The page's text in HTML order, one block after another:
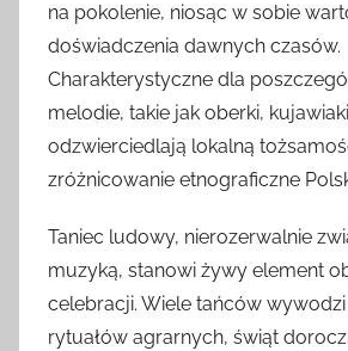
na pokolenie, niosąc w sobie
doświadczenia dawnych czasów.
Charakterystyczne dla
melodie, takie jak oberki,
odzwierciedlają lokalną
zróżnicowanie etnograficzne
Taniec ludowy, nierozerwalnie
muzyką, stanowi żywy element
celebracji. Wiele tańców
rytuałów agrarnych, świąt